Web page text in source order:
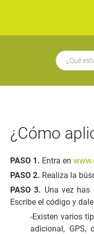
¿Cómo
PASO 1. Entra en
PASO 2. Realiza la
PASO 3. Una vez has
Escribe el código y dale
-Existen varios
adicional, GPS,